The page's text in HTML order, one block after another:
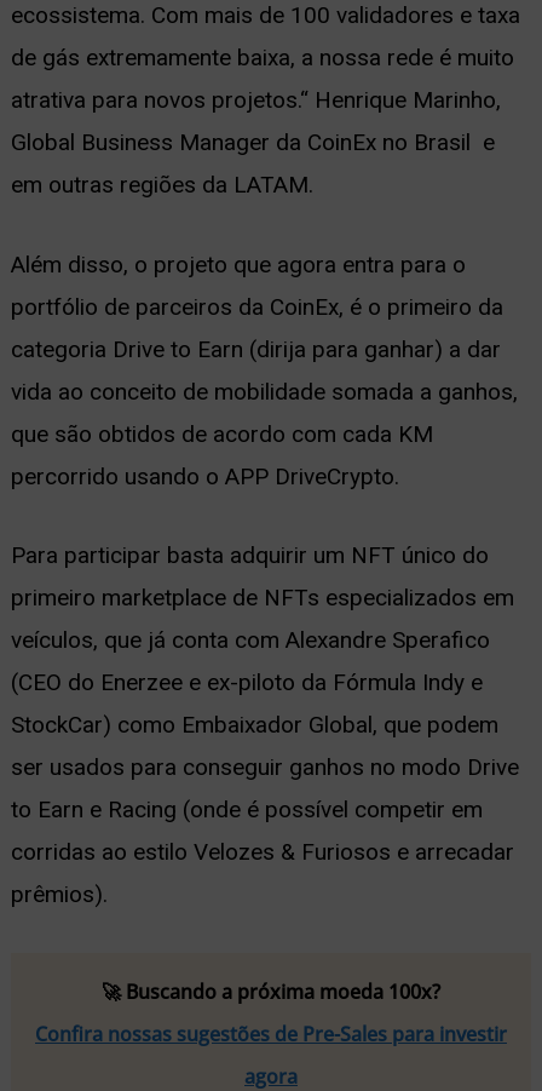
ecossistema. Com mais de 100 validadores e taxa
de gás extremamente baixa, a nossa rede é muito
atrativa para novos projetos.“ Henrique Marinho,
Global Business Manager da CoinEx no Brasil e
em outras regiões da LATAM.
Além disso, o projeto que agora entra para o
portfólio de parceiros da CoinEx, é o primeiro da
categoria Drive to Earn (dirija para ganhar) a dar
vida ao conceito de mobilidade somada a ganhos,
que são obtidos de acordo com cada KM
percorrido usando o APP DriveCrypto.
Para participar basta adquirir um NFT único do
primeiro marketplace de NFTs especializados em
veículos, que já conta com Alexandre Sperafico
(CEO do Enerzee e ex-piloto da Fórmula Indy e
StockCar) como Embaixador Global, que podem
ser usados para conseguir ganhos no modo Drive
to Earn e Racing (onde é possível competir em
corridas ao estilo Velozes & Furiosos e arrecadar
prêmios).
🚀 Buscando a próxima moeda 100x?
Confira nossas sugestões de Pre-Sales para investir
agora